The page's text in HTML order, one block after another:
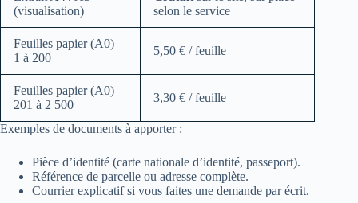
(visualisation)
selon le service
Feuilles papier (A0) –
1 à 200
5,50 € / feuille
Feuilles papier (A0) –
201 à 2 500
3,30 € / feuille
Exemples de documents à apporter :
Pièce d’identité (carte nationale d’identité, passeport).
Référence de parcelle ou adresse complète.
Courrier explicatif si vous faites une demande par écrit.